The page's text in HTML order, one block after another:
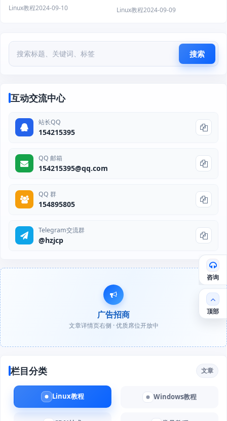
Linux教程2024-09-10 Linux教程2024-09-09
搜索
互动交流中心
站长QQ
154215395
QQ 邮箱
154215395@qq.com
QQ 群
154895805
Telegram交流群
@hzjcp
广告招商
文章详情页右侧 · 优质席位开放中
栏目分类 文章
Linux教程 Windows教程
咨询
顶部